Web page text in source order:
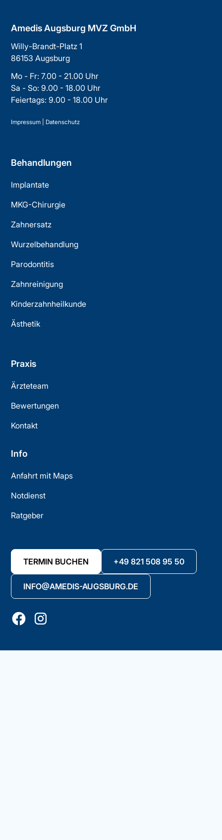
Amedis Augsburg MVZ GmbH
Willy-Brandt-Platz 1
86153 Augsburg
Mo - Fr: 7.00 - 21.00 Uhr
Sa - So: 9.00 - 18.00 Uhr
Feiertags: 9.00 - 18.00 Uhr
Impressum Datenschutz
Behandlungen
Implantate
MKG-Chirurgie
Zahnersatz
Wurzelbehandlung
Parodontitis
Zahnreinigung
Kinderzahnheilkunde
Ästhetik
Praxis
Ärzteteam
Bewertungen
Kontakt
Info
Anfahrt mit Maps
Notdienst
Ratgeber
TERMIN BUCHEN +49 821 508 95 50
INFO@AMEDIS-AUGSBURG.DE